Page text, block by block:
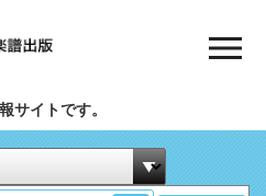
サイトです。